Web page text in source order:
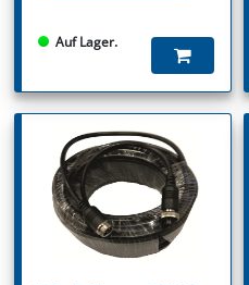
Auf Lager.